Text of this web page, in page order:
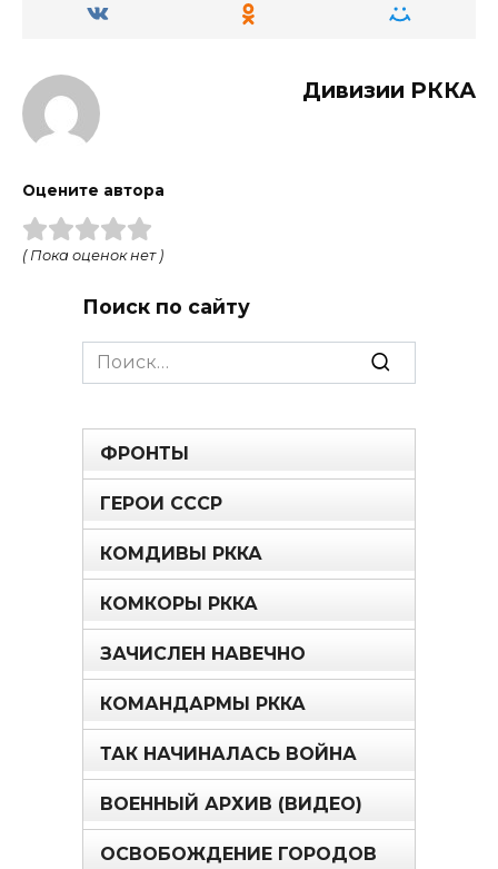
Дивизии РККА
Оцените автора
( Пока оценок нет )
Поиск по сайту
Search
for:
ФРОНТЫ
ГЕРОИ СССР
КОМДИВЫ РККА
КОМКОРЫ РККА
ЗАЧИСЛЕН НАВЕЧНО
КОМАНДАРМЫ РККА
ТАК НАЧИНАЛАСЬ ВОЙНА
ВОЕННЫЙ АРХИВ (ВИДЕО)
ОСВОБОЖДЕНИЕ ГОРОДОВ